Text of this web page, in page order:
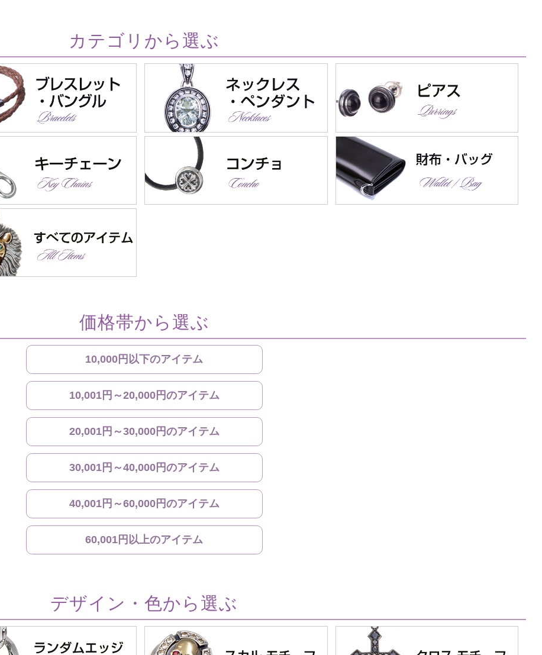
カテゴリから選ぶ
価格帯から選ぶ
10,000円以下のアイテム
10,001円～20,000円のアイテム
20,001円～30,000円のアイテム
30,001円～40,000円のアイテム
40,001円～60,000円のアイテム
60,001円以上のアイテム
デザイン・色から選ぶ